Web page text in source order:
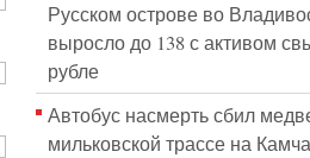
Русском острове во
выросло до 138 с активом
рубле
Автобус насмерть сбил
мильковской трассе на